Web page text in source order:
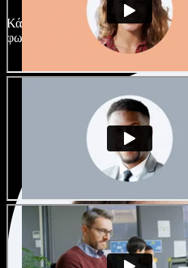
Κάθε έργο είναι μοναδικό.
φωνής & διαλέκτους και κάν’ τους